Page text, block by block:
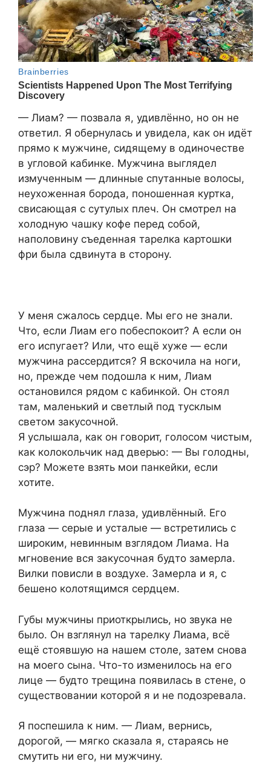
— Лиам? — позвала я, удивлённо, но он не
ответил. Я обернулась и увидела, как он идёт
прямо к мужчине, сидящему в одиночестве
в угловой кабинке. Мужчина выглядел
измученным — длинные спутанные волосы,
неухоженная борода, поношенная куртка,
свисающая с сутулых плеч. Он смотрел на
холодную чашку кофе перед собой,
наполовину съеденная тарелка картошки
фри была сдвинута в сторону.
У меня сжалось сердце. Мы его не знали.
Что, если Лиам его побеспокоит? А если он
его испугает? Или, что ещё хуже — если
мужчина рассердится? Я вскочила на ноги,
но, прежде чем подошла к ним, Лиам
остановился рядом с кабинкой. Он стоял
там, маленький и светлый под тусклым
светом закусочной.
Я услышала, как он говорит, голосом чистым,
как колокольчик над дверью: — Вы голодны,
сэр? Можете взять мои панкейки, если
хотите.
Мужчина поднял глаза, удивлённый. Его
глаза — серые и усталые — встретились с
широким, невинным взглядом Лиама. На
мгновение вся закусочная будто замерла.
Вилки повисли в воздухе. Замерла и я, с
бешено колотящимся сердцем.
Губы мужчины приоткрылись, но звука не
было. Он взглянул на тарелку Лиама, всё
ещё стоявшую на нашем столе, затем снова
на моего сына. Что-то изменилось на его
лице — будто трещина появилась в стене, о
существовании которой я и не подозревала.
Я поспешила к ним. — Лиам, вернись,
дорогой, — мягко сказала я, стараясь не
смутить ни его, ни мужчину.